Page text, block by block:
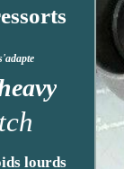
lourds